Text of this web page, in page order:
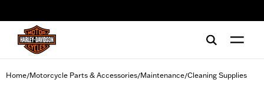
Home/Motorcycle Parts & Accessories/Maintenance/Cleaning Supplies